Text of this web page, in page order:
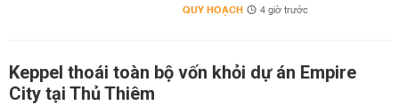
QUY HOẠCH 4 giờ trước
Keppel thoái toàn bộ vốn khỏi dự án Empire
City tại Thủ Thiêm